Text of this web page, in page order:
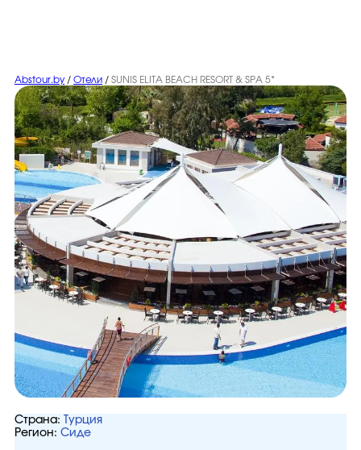
Abstour.by / Отели / SUNIS ELITA BEACH RESORT & SPA 5*
Страна:
Турция
Регион: Сиде